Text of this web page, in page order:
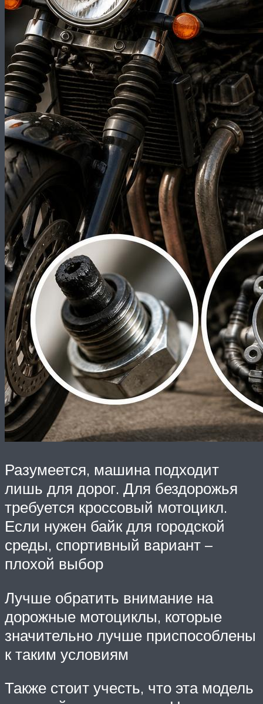
Разумеется, машина подходит
лишь для дорог. Для бездорожья
требуется кроссовый мотоцикл.
Если нужен байк для городской
среды, спортивный вариант –
плохой выбор
Лучше обратить внимание на
дорожные мотоциклы, которые
значительно лучше приспособлены
к таким условиям
Также стоит учесть, что эта модель